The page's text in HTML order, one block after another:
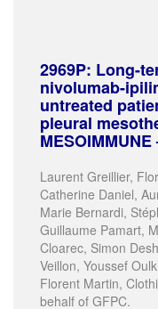
2969P: Long-
nivolumab-
untreated
pleural
Laurent Greillier,
Catherine Daniel,
Marie Bernardi,
Guillaume Pamart,
Cloarec, Simon
Veillon, Youssef
Florent Martin,
behalf of GFPC.